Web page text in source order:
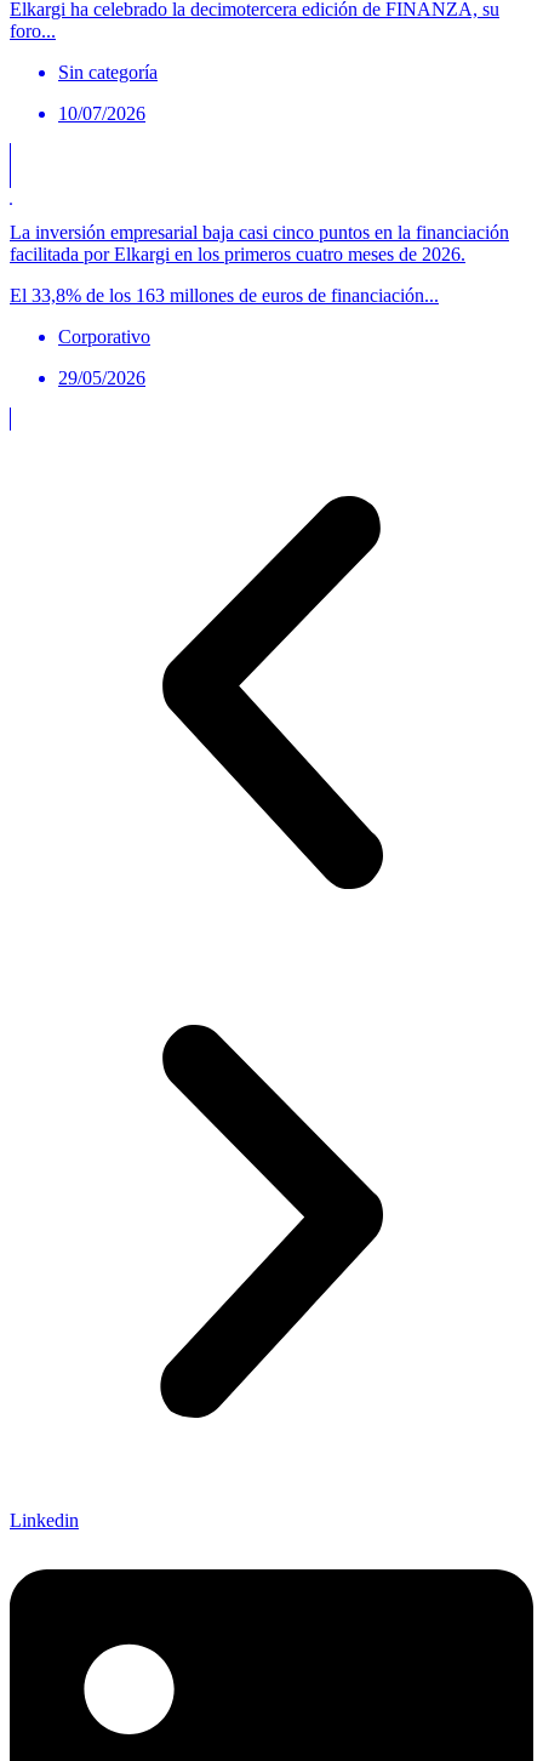
Elkargi ha celebrado la decimotercera edición de FINANZA, su
foro...
Sin categoría
10/07/2026
La inversión empresarial baja casi cinco puntos en la financiación
facilitada por Elkargi en los primeros cuatro meses de 2026.
El 33,8% de los 163 millones de euros de financiación...
Corporativo
29/05/2026
Linkedin